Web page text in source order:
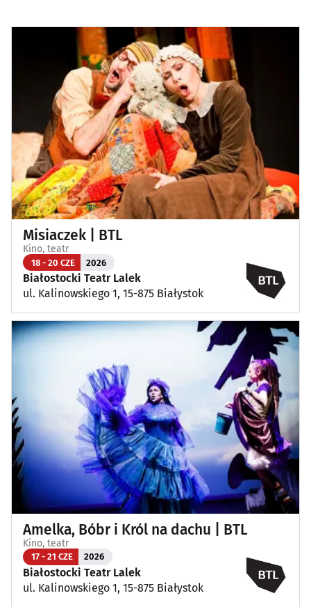
Misiaczek | BTL
Kino, teatr
18 - 20 CZE 2026
Białostocki Teatr Lalek
ul. Kalinowskiego 1, 15-875 Białystok
Amelka, Bóbr i Król na dachu | BTL
Kino, teatr
17 - 21 CZE 2026
Białostocki Teatr Lalek
ul. Kalinowskiego 1, 15-875 Białystok